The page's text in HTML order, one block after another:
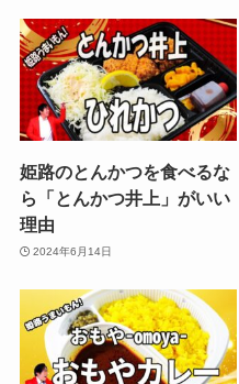
姫路のとんかつを食べるな
ら「とんかつ井上」がいい
理由
2024年6月14日